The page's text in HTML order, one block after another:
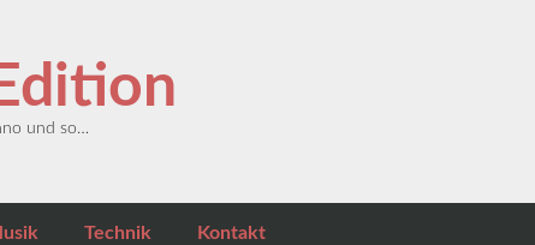
und so…
Technik Kontakt